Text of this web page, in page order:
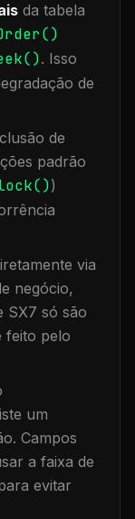
da tabela
. Isso
de
de
padrão
)
via
negócio,
SX7 só são
feito pelo
um
Campos
a faixa de
evitar